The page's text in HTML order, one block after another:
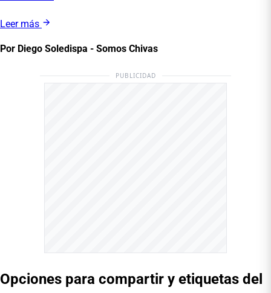
Leer más
Por Diego Soledispa - Somos Chivas
PUBLICIDAD
Opciones para compartir y etiquetas del